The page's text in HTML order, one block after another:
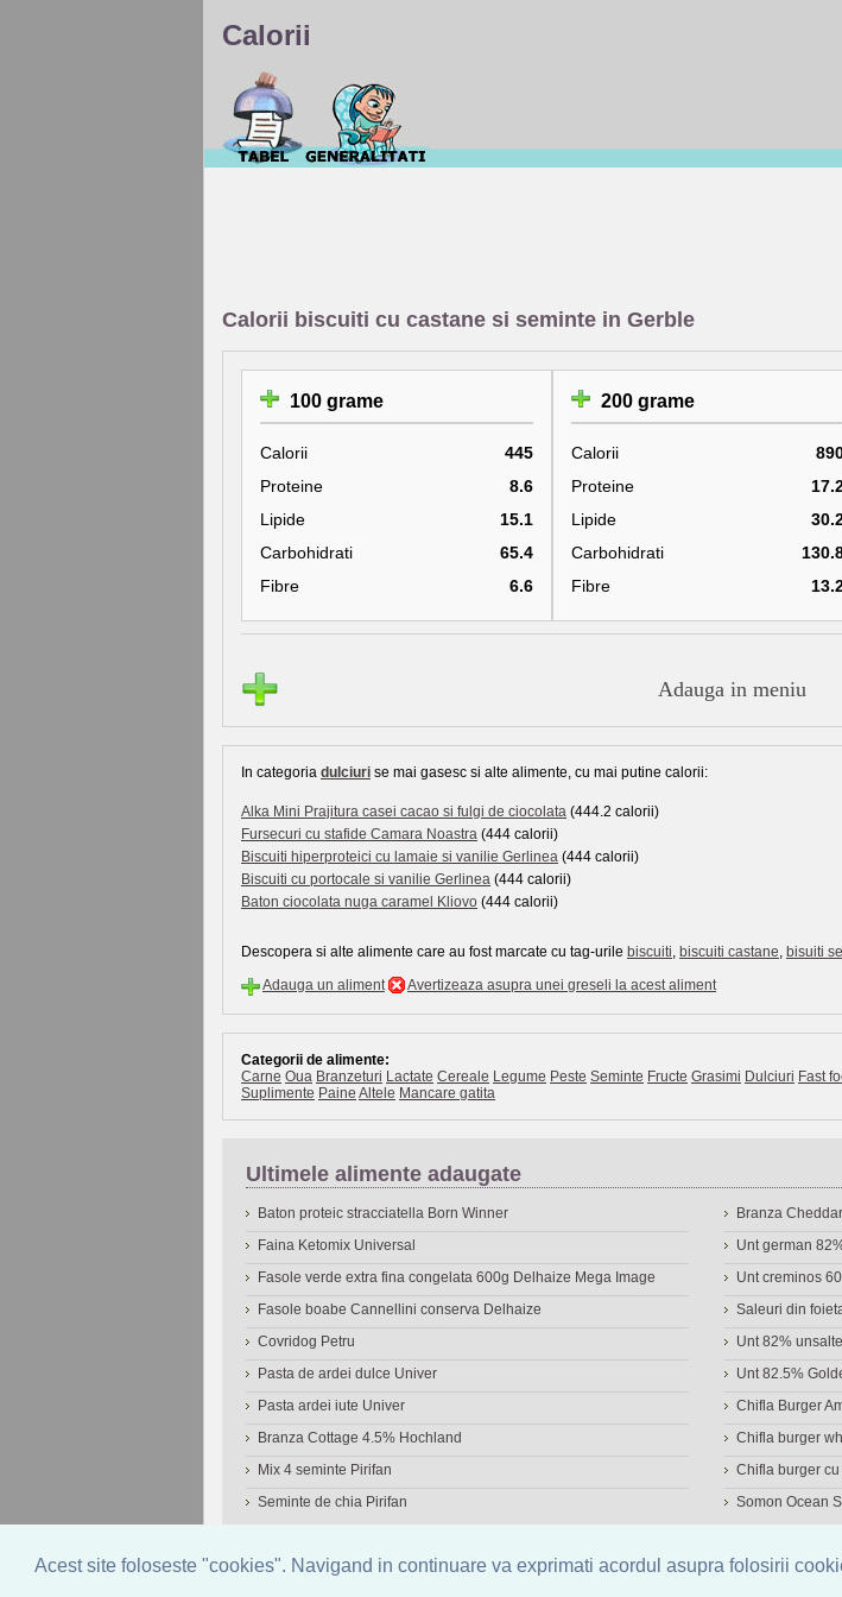
Acest site foloseste "cookies". Navigand in continuare va exprimati acordul asupra folosirii
Calorii
Calorii biscuiti cu castane si seminte in Gerble
100 grame
Calorii
445
Proteine
8.6
Lipide
15.1
Carbohidrati
65.4
Fibre
6.6
200 grame
Calorii
Proteine
Lipide
Carbohidrati
Fibre
Adauga in meniu
In categoria dulciuri se mai gasesc si alte alimente, cu mai putine calorii:
Alka Mini Prajitura casei cacao si fulgi de ciocolata (444.2 calorii)
Fursecuri cu stafide Camara Noastra (444 calorii)
Biscuiti hiperproteici cu lamaie si vanilie Gerlinea (444 calorii)
Biscuiti cu portocale si vanilie Gerlinea (444 calorii)
Baton ciocolata nuga caramel Kliovo (444 calorii)
Descopera si alte alimente care au fost marcate cu tag-urile biscuiti, biscuiti castane, bisuiti
Adauga un aliment
Avertizeaza asupra unei greseli la acest aliment
Categorii de alimente:
Carne Oua Branzeturi Lactate Cereale Legume Peste Seminte Fructe Grasimi Dulciuri Fast
Suplimente Paine Altele Mancare gatita
Ultimele alimente adaugate
Baton proteic stracciatella Born Winner
Faina Ketomix Universal
Fasole verde extra fina congelata 600g Delhaize Mega Image
Fasole boabe Cannellini conserva Delhaize
Covridog Petru
Pasta de ardei dulce Univer
Pasta ardei iute Univer
Branza Cottage 4.5% Hochland
Mix 4 seminte Pirifan
Seminte de chia Pirifan
Branza
Unt german
Unt creminos
Saleuri din
Unt 82%
Unt 82.5%
Chifla Burger
Chifla burger
Chifla burger cu
Somon Ocean
© 2006-2026 OneDen.com|Cautare avansata de alimente | Calculator calorii| Calorii